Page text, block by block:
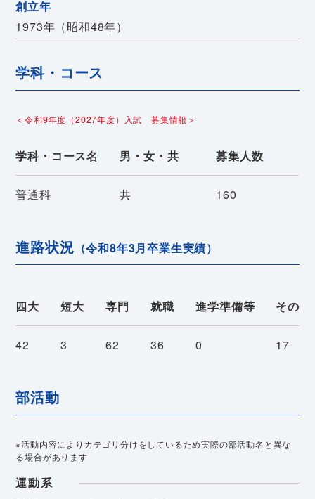
創立年
1973年（昭和48年）
学科・コース
＜令和9年度（2027年度）入試 募集情報＞
学科・コース名 男・女・共 募集人数
普通科 共 160
進路状況 （令和8年3月卒業生実績）
四大 短大 専門 就職 進学準備等 その他
42 3 62 36 0 17
部活動
※活動内容によりカテゴリ分けをしているため実際の部活動名と異な
る場合があります
運動系